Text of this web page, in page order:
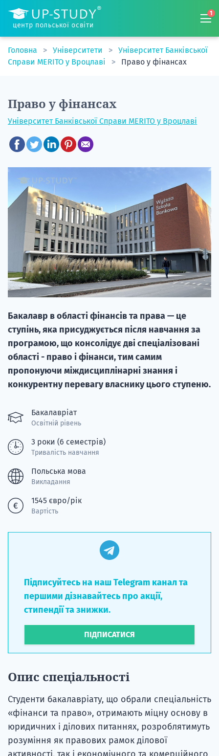
центр польської освіти
1
Головна Університети
Університет Банківської
Справи MERITO у Вроцлаві
Право у фінансах
Право у фінансах
Університет Банківської Справи MERITO у Вроцлаві
Бакалавр в області фінансів та права — це
ступінь, яка присуджується після навчання за
програмою, що консолідує дві спеціалізовані
області - право і фінанси, тим самим
пропонуючи міждисциплінарні знання і
конкурентну перевагу власнику цього ступеню.
Бакалавріат
Освітній рівень
3 роки (6 семестрів)
Тривалість навчання
Польська мова
Викладання
1545 євро/рік
Вартість
Підписуйтесь на наш Telegram канал та
першими дізнавайтесь про акції,
стипендії та знижки.
ПІДПИСАТИСЯ
Опис спеціальності
Студенти бакалавріату, що обрали спеціальність
«фінанси та право», отримають міцну основу в
юридичних і ділових питаннях, розроблятимуть
розуміння як правових рамок ділової
"Навчання
НАБІР